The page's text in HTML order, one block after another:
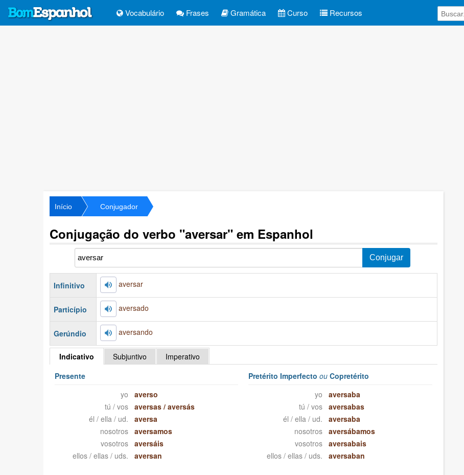
Vocabulário Frases Gramática Curso Recursos
Início Conjugador
Conjugação do verbo "aversar" em Espanhol
Infinitivo aversar
Particípio aversado
Gerúndio aversando
Indicativo Subjuntivo
Imperativo
Presente
yo
averso
tú / vos
aversas /aversás
él / ella / ud.
aversa
nosotros
aversamos
vosotros
aversáis
ellos / ellas / uds.
aversan
Pretérito Imperfectoou Copretérito
yo
aversaba
tú / vos
aversabas
él / ella / ud.
aversaba
nosotros
aversábamos
vosotros
aversabais
ellos / ellas / uds.
aversaban